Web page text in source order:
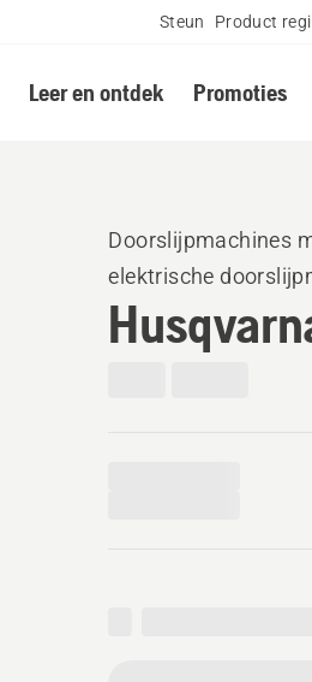
Steun Product
Leer en ontdek Promoties
Doorslijpmachines
elektrische